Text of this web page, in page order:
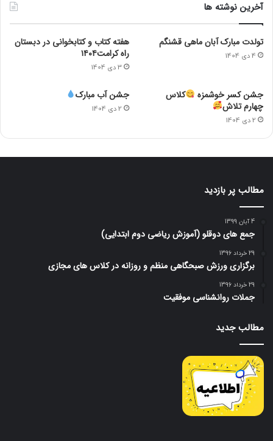
آخرین نوشته ها
تولدت مبارک آبان ماهی قشنگم
4 دی 1404
هفته کتاب و کتابخوانی در دبستان
راه کرامت۱۴۰۴
3 دی 1404
جشن کسر خوشمزه
کلاس
چهارم تلاش
2 دی 1404
جشن آب مبارک
2 دی 1404
مطالب پر بازدید
4 آبان 1399
جمع های دوقلو (آموزش ریاضی دوم ابتدایی)
29 خرداد 1396
برگزاری ورزش صبحگاهی منظم و روزانه در کلاس های مجازی
29 خرداد 1396
جملات روانشناسی موفقیت
مطالب جدید